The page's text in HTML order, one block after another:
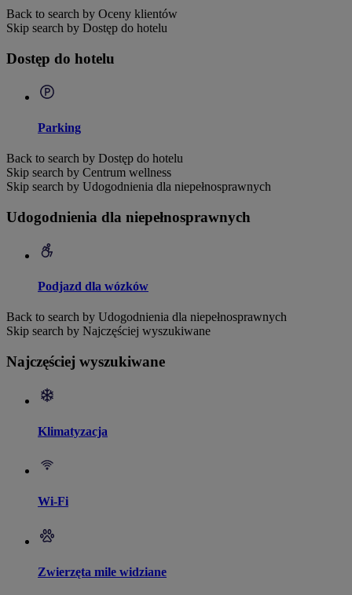
Back to search by Oceny klientów
Skip search by Dostęp do hotelu
Dostęp do hotelu
Parking
Back to search by Dostęp do hotelu
Skip search by Centrum wellness
Skip search by Udogodnienia dla niepełnosprawnych
Udogodnienia dla niepełnosprawnych
Podjazd dla wózków
Back to search by Udogodnienia dla niepełnosprawnych
Skip search by Najczęściej wyszukiwane
Najczęściej wyszukiwane
Klimatyzacja
Wi-Fi
Zwierzęta mile widziane